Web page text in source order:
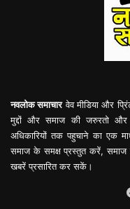
नवलोक समाचारवेव मीडिया और
मुद्दों और समाज की जरुरतो
अधिकारियों तक पहुचाने का एक
समाज के समक्ष प्रस्तुत करें, समाज
खबरें प्रसारित कर सकें।